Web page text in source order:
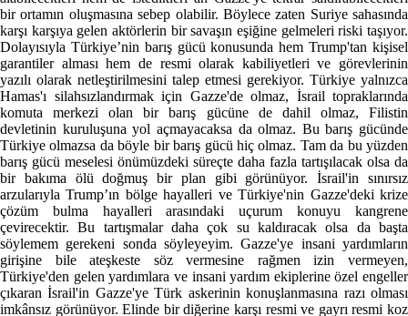
bir ortamın oluşmasına sebep olabilir. Böylece zaten Suriye sahasında
karşı karşıya gelen aktörlerin bir savaşın eşiğine gelmeleri riski taşıyor.
Dolayısıyla Türkiye’nin barış gücü konusunda hem Trump'tan kişisel
garantiler alması hem de resmi olarak kabiliyetleri ve görevlerinin
yazılı olarak netleştirilmesini talep etmesi gerekiyor. Türkiye yalnızca
Hamas'ı silahsızlandırmak için Gazze'de olmaz, İsrail topraklarında
komuta merkezi olan bir barış gücüne de dahil olmaz, Filistin
devletinin kuruluşuna yol açmayacaksa da olmaz. Bu barış gücünde
Türkiye olmazsa da böyle bir barış gücü hiç olmaz. Tam da bu yüzden
barış gücü meselesi önümüzdeki süreçte daha fazla tartışılacak olsa da
bir bakıma ölü doğmuş bir plan gibi görünüyor. İsrail'in sınırsız
arzularıyla Trump’ın bölge hayalleri ve Türkiye'nin Gazze'deki krize
çözüm bulma hayalleri arasındaki uçurum konuyu kangrene
çevirecektir. Bu tartışmalar daha çok su kaldıracak olsa da başta
söylemem gerekeni sonda söyleyeyim. Gazze'ye insani yardımların
girişine bile ateşkeste söz vermesine rağmen izin vermeyen,
Türkiye'den gelen yardımlara ve insani yardım ekiplerine özel engeller
çıkaran İsrail'in Gazze'ye Türk askerinin konuşlanmasına razı olması
imkânsız görünüyor. Elinde bir diğerine karşı resmi ve gayrı resmi koz